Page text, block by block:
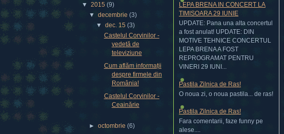
LEPA BRENA IN CONCERT LA
TIMISOARA 29 IUNIE
UPDATE: Pana una alta concertul
a fost anulat! UPDATE: DIN
MOTIVE TEHNICE CONCERTUL
LEPA BRENA A FOST
REPROGRAMAT PENTRU
VINERI 29 IUNI...
Pastila Zilnica de Ras!
O noua zi, o noua pastila... de ras!
Pastila Zilnica de Ras!
Fara comentarii, faze funny pe
alese....
▼ 2015 (9)
▼decembrie(3)
▼dec. 15(3)
Castelul Corvinilor -
vedetă de
televiziune
Cum aflăm informații
despre firmele din
România!
Castelul Corvinilor -
Ceainărie
►octombrie(6)